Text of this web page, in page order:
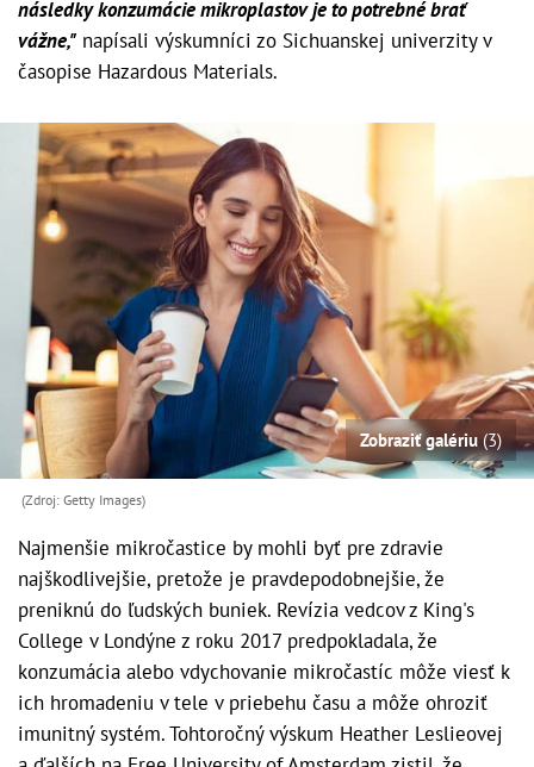
následky konzumácie mikroplastov je to potrebné brať
vážne," napísali výskumníci zo Sichuanskej univerzity v
časopise Hazardous Materials.
Zobraziť galériu(3)
(Zdroj: Getty Images)
Najmenšie mikročastice by mohli byť pre zdravie
najškodlivejšie, pretože je pravdepodobnejšie, že
preniknú do ľudských buniek. Revízia vedcov z King's
College v Londýne z roku 2017 predpokladala, že
konzumácia alebo vdychovanie mikročastíc môže viesť k
ich hromadeniu v tele v priebehu času a môže ohroziť
imunitný systém. Tohtoročný výskum Heather Leslieovej